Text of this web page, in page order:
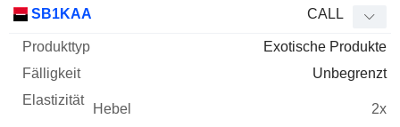
SB1KAA CALL
Exotische Produkte
Unbegrenzt
2x